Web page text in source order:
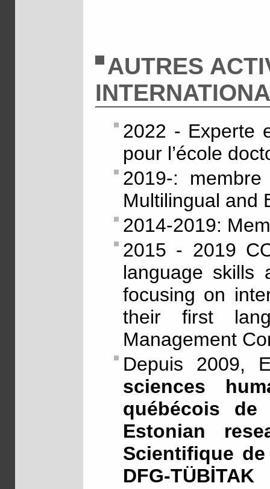
AUTRES
2022 - Experte
pour l’école
2019-:
Multilingual and
2014-2019:
2015 - 2019
language skills
focusing on
their first
Management
Depuis 2009,
sciences
québécois
Estonian
Scientifique
DFG-TÜBİTAK